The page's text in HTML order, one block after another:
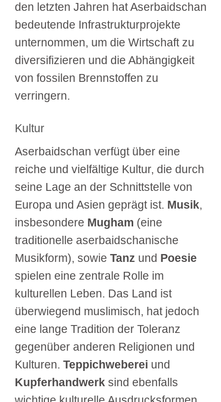
den letzten Jahren hat Aserbaidschan
bedeutende Infrastrukturprojekte
unternommen, um die Wirtschaft zu
diversifizieren und die Abhängigkeit
von fossilen Brennstoffen zu
verringern.
Kultur
Aserbaidschan verfügt über eine
reiche und vielfältige Kultur, die durch
seine Lage an der Schnittstelle von
Europa und Asien geprägt ist. Musik,
insbesondere Mugham (eine
traditionelle aserbaidschanische
Musikform), sowie Tanz und Poesie
spielen eine zentrale Rolle im
kulturellen Leben. Das Land ist
überwiegend muslimisch, hat jedoch
eine lange Tradition der Toleranz
gegenüber anderen Religionen und
Kulturen. Teppichweberei und
Kupferhandwerk sind ebenfalls